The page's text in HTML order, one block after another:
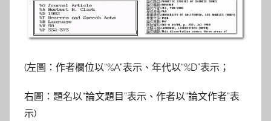
考
服
務
(左圖：作者欄位以“%A”表示、年代以“%D”表示；
右圖：題名以“論文題目”表示、作者以“論文作者”表
示)